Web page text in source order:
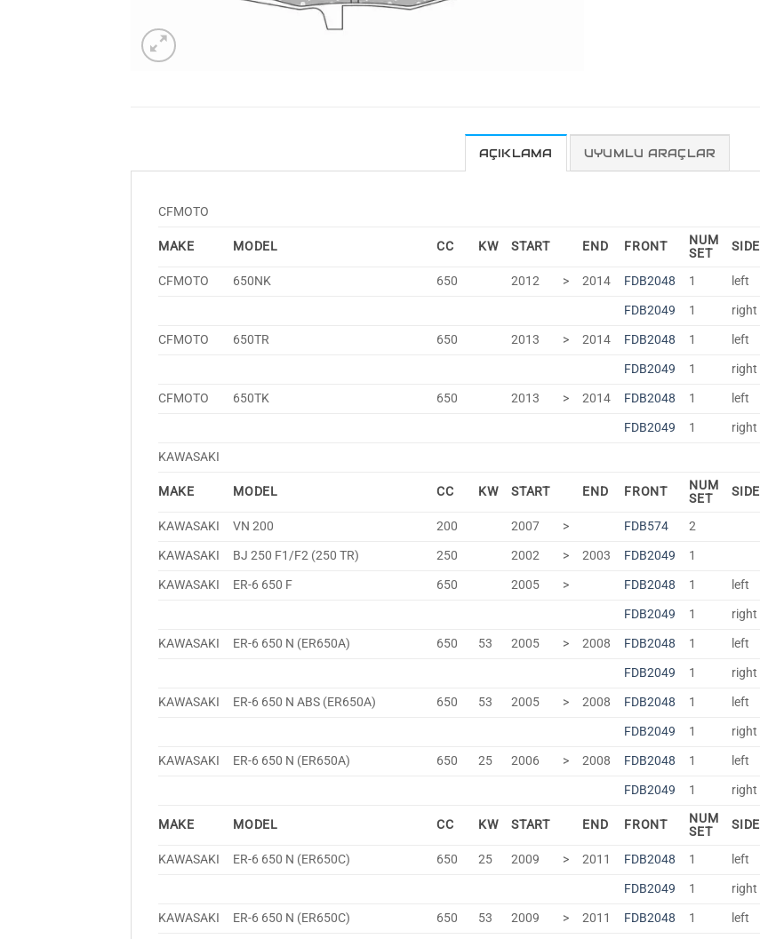
AÇIKLAMA UYUMLU ARAÇLAR
CFMOTO
MAKE MODEL CC KW START END FRONT
NUM
SET
SIDE
CFMOTO 650NK 650 2012 > 2014 FDB2048 1 left
FDB2049
1
right
CFMOTO
650TR 650 2013 > 2014 FDB2048 1 left
FDB2049
1
right
CFMOTO
650TK 650 2013 > 2014 FDB2048 1 left
FDB2049
1
right
KAWASAKI
MAKE MODEL CC KW START END FRONT
NUM
SET
SIDE
KAWASAKI VN 200 200 2007 > FDB574 2
KAWASAKI
BJ 250 F1/F2 (250 TR) 250 2002 > 2003 FDB2049 1
KAWASAKI
ER-6 650 F 650 2005 > FDB2048 1 left
FDB2049
1
right
KAWASAKI
ER-6 650 N (ER650A) 650 53 2005 > 2008 FDB2048 1 left
FDB2049
1
right
KAWASAKI
ER-6 650 N ABS (ER650A) 650 53 2005 > 2008 FDB2048 1 left
FDB2049
1
right
KAWASAKI
ER-6 650 N (ER650A) 650 25 2006 > 2008 FDB2048 1 left
FDB2049
1 right
MAKE MODEL CC KW START END FRONT
NUM
SET
SIDE
KAWASAKI ER-6 650 N (ER650C) 650 25 2009 > 2011 FDB2048 1 left
FDB2049
1
right
KAWASAKI
ER-6 650 N (ER650C) 650 53 2009 > 2011 FDB2048 1 left